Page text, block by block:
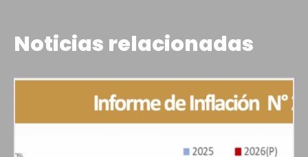
Noticias relacionadas